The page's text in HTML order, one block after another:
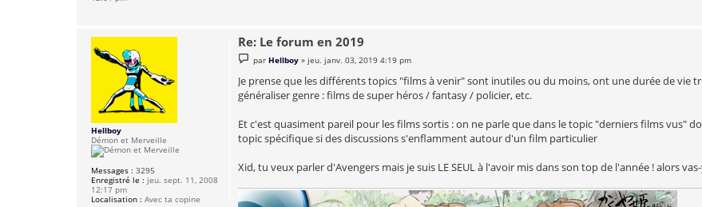
Hellboy
Démon et Merveille
Messages : 3295
Enregistré le : jeu. sept. 11, 2008
12:17 pm
Localisation : Avec ta copine
Re: Le forum en 2019
e
s
a
par Hellboy» jeu. janv. 03, 2019 4:19 pm
Je prense que les différents topics "films à venir" sont inutiles ou du moins, ont une durée de
généraliser genre : films de super héros / fantasy / policier, etc.
Et c'est quasiment pareil pour les films sortis : on ne parle que dans le topic "derniers films vus"
topic spécifique si des discussions s'enflamment autour d'un film particulier
Xid, tu veux parler d'Avengers mais je suis LE SEUL à l'avoir mis dans son top de l'année ! alors